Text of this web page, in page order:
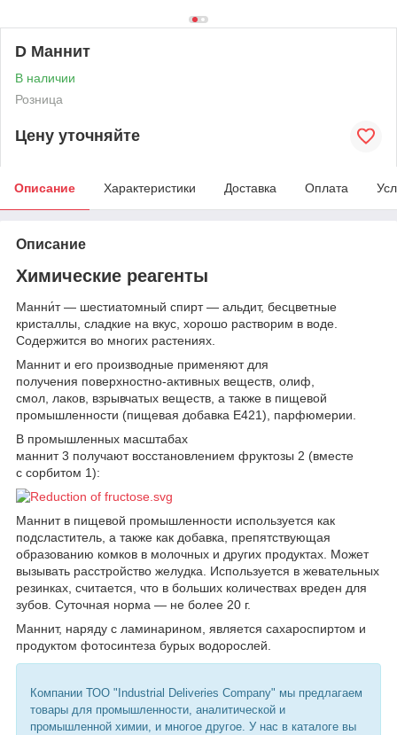
D Маннит
В наличии
Розница
Цену уточняйте
Описание Характеристики Доставка Оплата
Описание
Химические реагенты
Манни́т — шестиатомный спирт — альдит, бесцветные
кристаллы, сладкие на вкус, хорошо растворим в воде.
Содержится во многих растениях.
Маннит и его производные применяют для
получения поверхностно-активных веществ, олиф,
смол, лаков, взрывчатых веществ, а также в пищевой
промышленности (пищевая добавка Е421), парфюмерии.
В промышленных масштабах
маннит 3 получают восстановлением фруктозы 2 (вместе
с сорбитом 1):
Маннит в пищевой промышленности используется как
подсластитель, а также как добавка, препятствующая
образованию комков в молочных и других продуктах. Может
вызывать расстройство желудка. Используется в жевательных
резинках, считается, что в больших количествах вреден для
зубов. Суточная норма — не более 20 г.
Маннит, наряду с ламинарином, является сахароспиртом и
продуктом фотосинтеза бурых водорослей.
Компании ТОО "Industrial Deliveries Company" мы предлагаем
товары для промышленности, аналитической и
промышленной химии, и многое другое. У нас в каталоге вы